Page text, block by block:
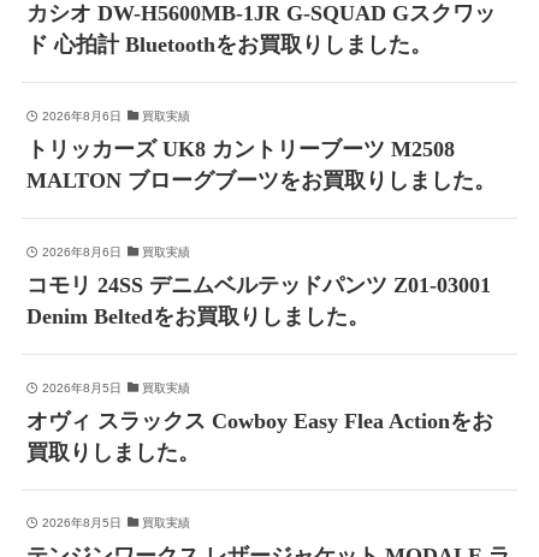
カシオ DW-H5600MB-1JR G-SQUAD Gスクワッ
ド 心拍計 Bluetoothをお買取りしました。
2026年8月6日 買取実績
トリッカーズ UK8 カントリーブーツ M2508
MALTON ブローグブーツをお買取りしました。
2026年8月6日 買取実績
コモリ 24SS デニムベルテッドパンツ Z01-03001
Denim Beltedをお買取りしました。
2026年8月5日 買取実績
オヴィ スラックス Cowboy Easy Flea Actionをお
買取りしました。
2026年8月5日 買取実績